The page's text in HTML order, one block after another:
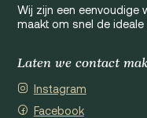
Wij zijn een eenvoudige
maakt om snel de ideale
Laten we contact
Instagram
Facebook